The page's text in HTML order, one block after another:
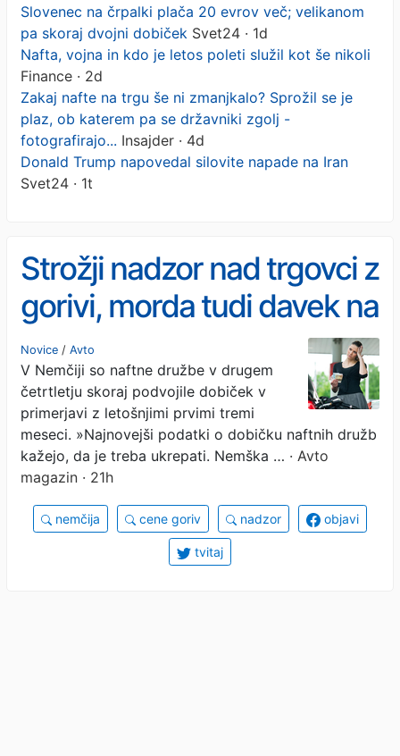
Slovenec na črpalki plača 20 evrov več; velikanom
pa skoraj dvojni dobiček Svet24 · 1d
Nafta, vojna in kdo je letos poleti služil kot še nikoli
Finance · 2d
Zakaj nafte na trgu še ni zmanjkalo? Sprožil se je
plaz, ob katerem pa se državniki zgolj -
fotografirajo... Insajder · 4d
Donald Trump napovedal silovite napade na Iran
Svet24 · 1t
Strožji nadzor nad trgovci z
gorivi, morda tudi davek na
izjemni krizni dobiček
Novice / Avto
V Nemčiji so naftne družbe v drugem
četrtletju skoraj podvojile dobiček v
primerjavi z letošnjimi prvimi tremi
meseci. »Najnovejši podatki o dobičku naftnih družb
kažejo, da je treba ukrepati. Nemška … · Avto
magazin · 21h
nemčija cene goriv nadzor objavi
tvitaj